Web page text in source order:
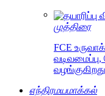
முத்திரை
FCE
எந்திரமயமாக்கல்